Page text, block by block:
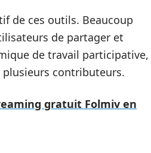
de ces outils. Beaucoup
de partager et
de travail participative,
contributeurs.
gratuit Folmiv en